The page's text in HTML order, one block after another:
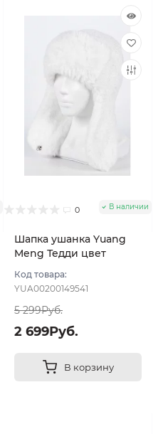
0 В наличии
Шапка ушанка Yuang
Meng Тедди цвет
Код товара:
YUA00200149541
5 299Руб.
2 699Руб.
В корзину